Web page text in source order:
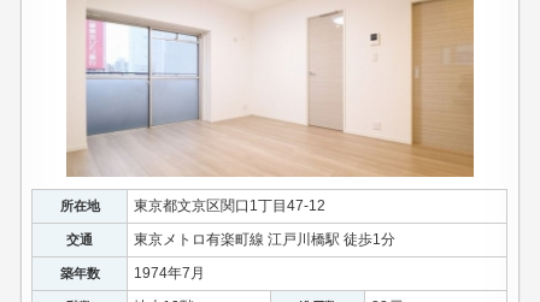
所在地 東京都文京区関口1丁目47-12
交通 東京メトロ有楽町線 江戸川橋駅 徒歩1分
築年数 1974年7月